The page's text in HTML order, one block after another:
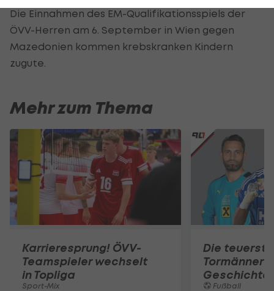
Die Einnahmen des EM-Qualifikationsspiels der
ÖVV-Herren am 6. September in Wien gegen
Mazedonien kommen krebskranken Kindern
zugute.
Mehr zum Thema
Karrieresprung! ÖVV-
Teamspieler wechselt
in Topliga
Sport-Mix
Die
Tormänner
Geschichte
Fußball